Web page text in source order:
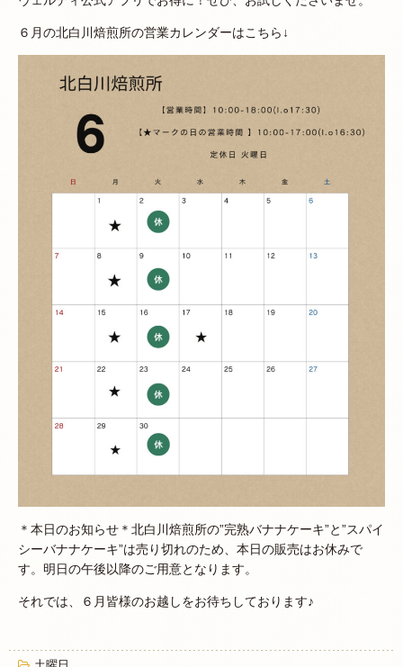
６月の北白川焙煎所の営業カレンダーはこちら↓
＊本日のお知らせ＊北白川焙煎所の”完熟バナナケーキ”と”スパイ
シーバナナケーキ”は売り切れのため、本日の販売はお休みで
す。明日の午後以降のご用意となります。
それでは、６月皆様のお越しをお待ちしております♪